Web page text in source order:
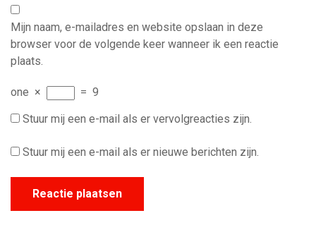
Mijn naam, e-mailadres en website opslaan in deze
browser voor de volgende keer wanneer ik een reactie
plaats.
one × = 9
Stuur mij een e-mail als er vervolgreacties zijn.
Stuur mij een e-mail als er nieuwe berichten zijn.